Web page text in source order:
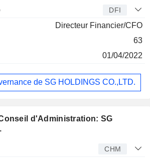
DFI
Directeur Financier/CFO
63
01/04/2022
de SG HOLDINGS CO.,LTD.
d'Administration: SG
CHM